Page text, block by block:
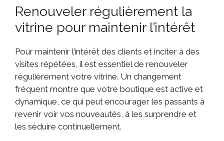
Renouveler régulièrement la
vitrine pour maintenir l’intérêt
Pour maintenir l’intérêt des clients et inciter à des
visites répétées, il est essentiel de renouveler
régulièrement votre vitrine. Un changement
fréquent montre que votre boutique est active et
dynamique, ce qui peut encourager les passants à
revenir voir vos nouveautés, à les surprendre et
les séduire continuellement.